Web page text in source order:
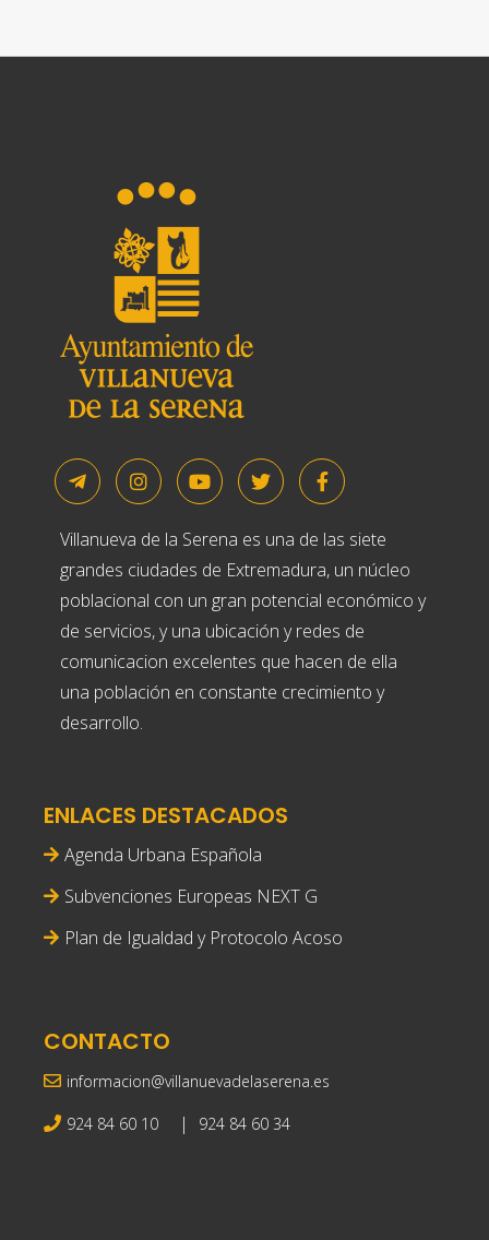
Villanueva de la Serena es una de las siete
grandes ciudades de Extremadura, un núcleo
poblacional con un gran potencial económico y
de servicios, y una ubicación y redes de
comunicacion excelentes que hacen de ella
una población en constante crecimiento y
desarrollo.
ENLACES DESTACADOS
Agenda Urbana Española
Subvenciones Europeas NEXT G
Plan de Igualdad y Protocolo Acoso
CONTACTO
informacion@villanuevadelaserena.es
924 84 60 10 | 924 84 60 34